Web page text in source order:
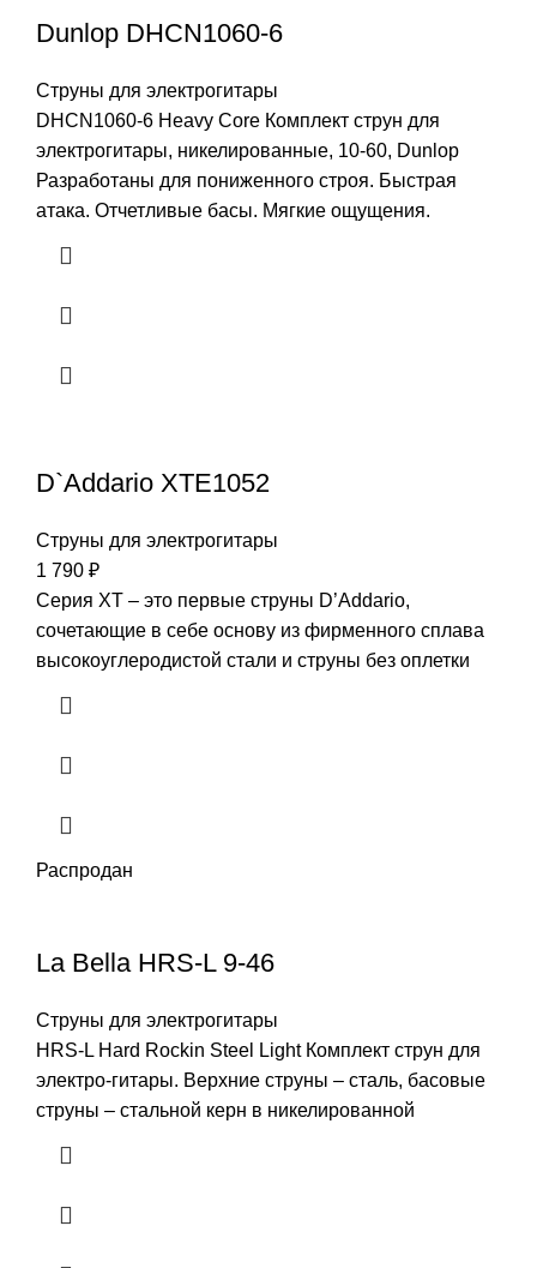
Dunlop DHCN1060-6
Струны для электрогитары
DHCN1060-6 Heavy Core Комплект струн для
электрогитары, никелированные, 10-60, Dunlop
Разработаны для пониженного строя. Быстрая
атака. Отчетливые басы. Мягкие ощущения.
D`Addario XTE1052
Струны для электрогитары
1 790 ₽
Серия XT – это первые струны D’Addario,
сочетающие в себе основу из фирменного сплава
высокоуглеродистой стали и струны без оплетки
Распродан
La Bella HRS-L 9-46
Струны для электрогитары
HRS-L Hard Rockin Steel Light Комплект струн для
электро-гитары. Верхние струны – сталь, басовые
струны – стальной керн в никелированной